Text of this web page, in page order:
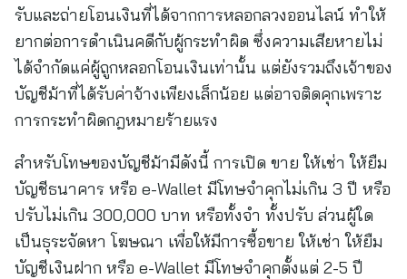
รับและถ่ายโอนเงินที่ได้จากการหลอกลวงออนไลน์ ทำให้
ยากต่อการดำเนินคดีกับผู้กระทำผิด ซึ่งความเสียหายไม่
ได้จำกัดแค่ผู้ถูกหลอกโอนเงินเท่านั้น แต่ยังรวมถึงเจ้าของ
บัญชีม้าที่ได้รับค่าจ้างเพียงเล็กน้อย แต่อาจติดคุกเพราะ
การกระทำผิดกฎหมายร้ายแรง
สำหรับโทษของบัญชีม้ามีดังนี้ การเปิด ขาย ให้เช่า ให้ยืม
บัญชีธนาคาร หรือ e-Wallet มีโทษจำคุกไม่เกิน 3 ปี หรือ
ปรับไม่เกิน 300,000 บาท หรือทั้งจำ ทั้งปรับ ส่วนผู้ใด
เป็นธุระจัดหา โฆษณา เพื่อให้มีการซื้อขาย ให้เช่า ให้ยืม
บัญชีเงินฝาก หรือ e-Wallet มีโทษจำคุกตั้งแต่ 2-5 ปี